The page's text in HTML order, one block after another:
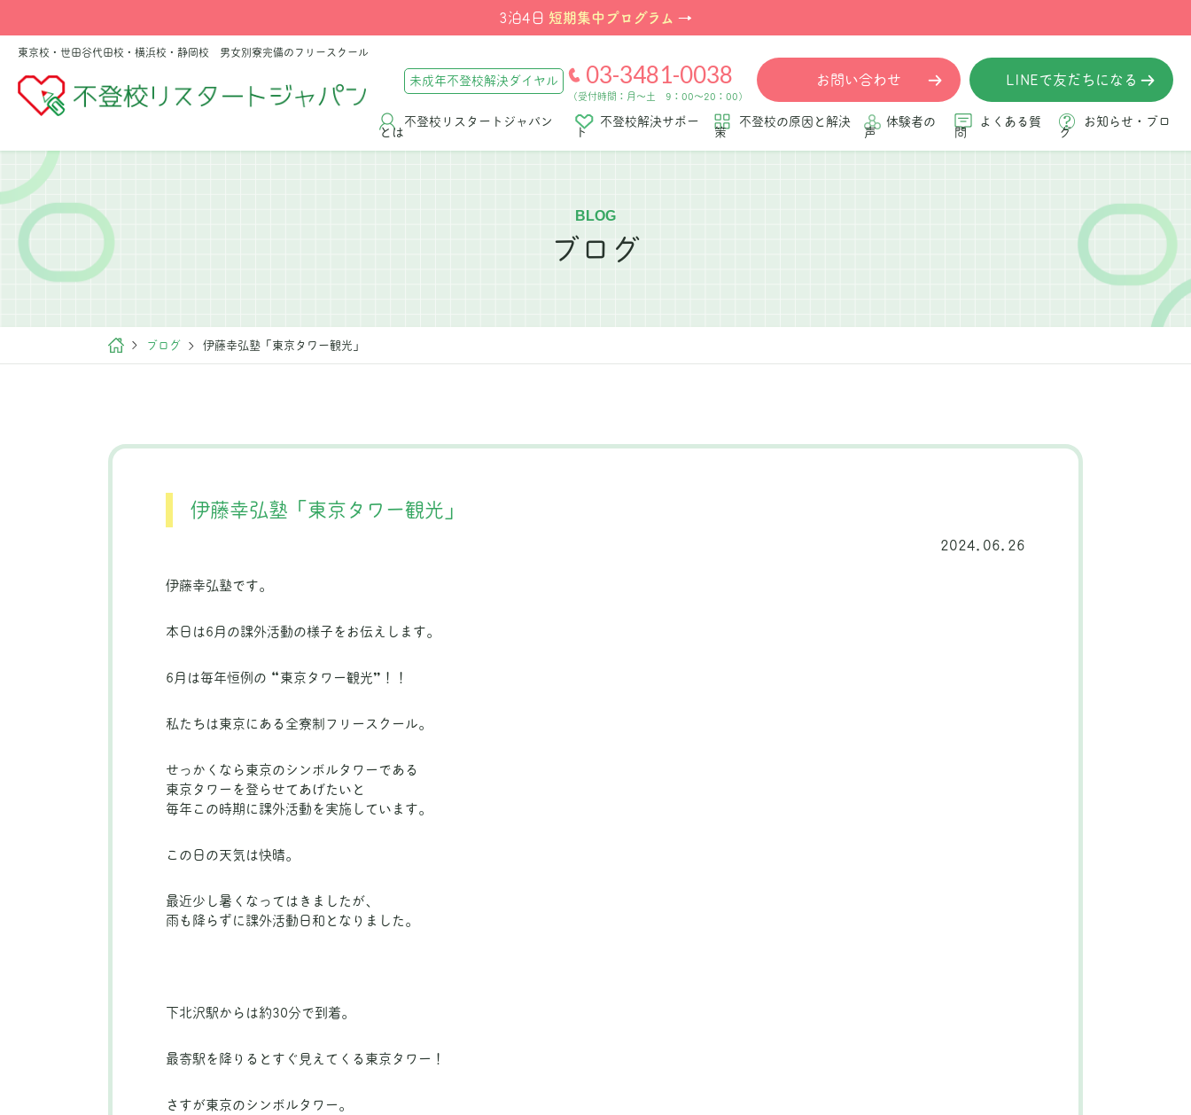
3泊4日 短期集中プログラム →
東京校・世田谷代田校・横浜校・静岡校 男女別寮完備のフリースクール
未成年不登校解決ダイヤル 03-3481-0038
（受付時間：月～土 9：00～20：00）
お問い合わせ LINEで友だちになる
不登校リスタートジャパン
とは
不登校解決サポー
ト
不登校の原因と解決
策
体験者の
声
よくある質
問
お知らせ・ブロ
グ
BLOG
ブログ
ブログ 伊藤幸弘塾「東京タワー観光」
伊藤幸弘塾「東京タワー観光」
2024.06.26
伊藤幸弘塾です。
本日は6月の課外活動の様子をお伝えします。
6月は毎年恒例の “東京タワー観光”！！
私たちは東京にある全寮制フリースクール。
せっかくなら東京のシンボルタワーである
東京タワーを登らせてあげたいと
毎年この時期に課外活動を実施しています。
この日の天気は快晴。
最近少し暑くなってはきましたが、
雨も降らずに課外活動日和となりました。
下北沢駅からは約30分で到着。
最寄駅を降りるとすぐ見えてくる東京タワー！
さすが東京のシンボルタワー。